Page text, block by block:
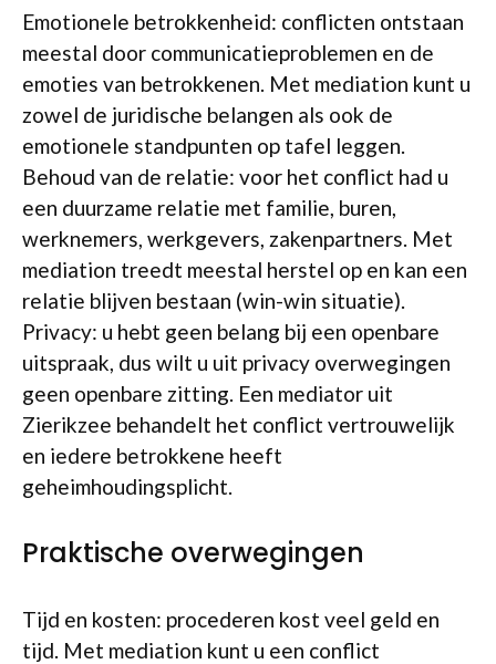
Emotionele betrokkenheid: conflicten ontstaan
meestal door communicatieproblemen en de
emoties van betrokkenen. Met mediation kunt u
zowel de juridische belangen als ook de
emotionele standpunten op tafel leggen.
Behoud van de relatie: voor het conflict had u
een duurzame relatie met familie, buren,
werknemers, werkgevers, zakenpartners. Met
mediation treedt meestal herstel op en kan een
relatie blijven bestaan (win-win situatie).
Privacy: u hebt geen belang bij een openbare
uitspraak, dus wilt u uit privacy overwegingen
geen openbare zitting. Een mediator uit
Zierikzee behandelt het conflict vertrouwelijk
en iedere betrokkene heeft
geheimhoudingsplicht.
Praktische overwegingen
Tijd en kosten: procederen kost veel geld en
tijd. Met mediation kunt u een conflict